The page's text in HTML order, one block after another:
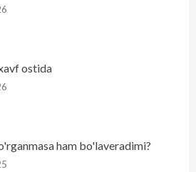
ostida
ham bo'laveradimi?